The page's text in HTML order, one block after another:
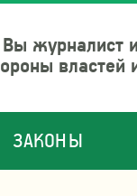
Вы журналист
ЗАКОНЫ